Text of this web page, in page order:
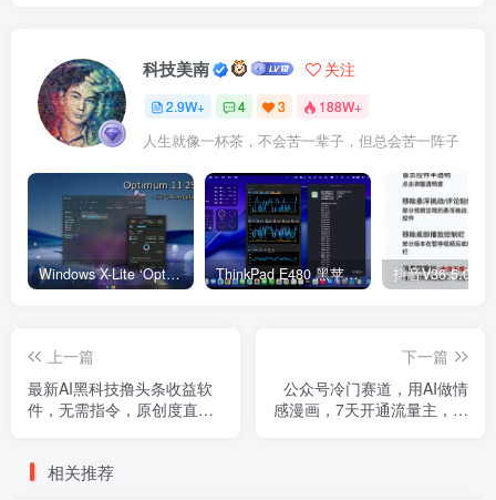
科技美南 关注
2.9W+ 4 3 188W+
人生就像一杯茶，不会苦一辈子，但总会苦一阵子
Windows X-Lite ‘Optimum 11’ 25H2 Pro v2 ThinkPad E480 黑苹果完美Tahoe的EFI分享（2026.03.01更新） 抖音V36.5.0 内
上一篇
最新AI黑科技撸头条收益软
件，无需指令，原创度直接
下一篇
公众号冷门赛道，用AI做情
感漫画，7天开通流量主，操
相关推荐